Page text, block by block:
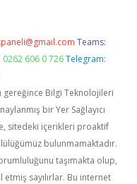
Teams:
606 0 726 Telegram:
gereğince Bilgi Teknolojileri
bir Yer Sağlayıcı
sitedeki içerikleri proaktif
bulunmamaktadır.
taşımakta olup,
sayılırlar. Bu internet